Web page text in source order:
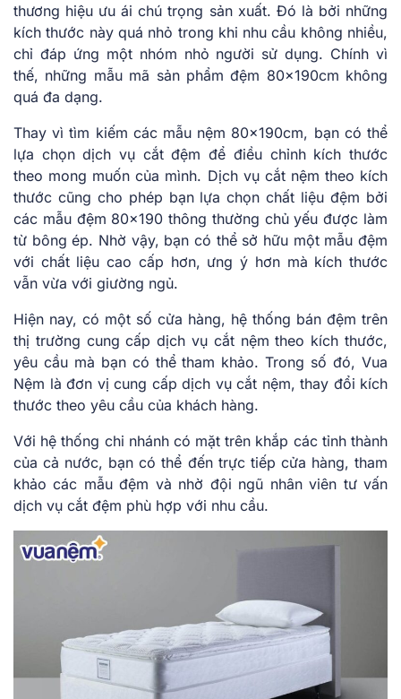
thương hiệu ưu ái chú trọng sản xuất. Đó là bởi những
kích thước này quá nhỏ trong khi nhu cầu không nhiều,
chỉ đáp ứng một nhóm nhỏ người sử dụng. Chính vì
thế, những mẫu mã sản phẩm đệm 80x190cm không
quá đa dạng.
Thay vì tìm kiếm các mẫu nệm 80x190cm, bạn có thể
lựa chọn dịch vụ cắt đệm để điều chỉnh kích thước
theo mong muốn của mình. Dịch vụ cắt nệm theo kích
thước cũng cho phép bạn lựa chọn chất liệu đệm bởi
các mẫu đệm 80×190 thông thường chủ yếu được làm
từ bông ép. Nhờ vậy, bạn có thể sở hữu một mẫu đệm
với chất liệu cao cấp hơn, ưng ý hơn mà kích thước
vẫn vừa với giường ngủ.
Hiện nay, có một số cửa hàng, hệ thống bán đệm trên
thị trường cung cấp dịch vụ cắt nệm theo kích thước,
yêu cầu mà bạn có thể tham khảo. Trong số đó, Vua
Nệm là đơn vị cung cấp dịch vụ cắt nệm, thay đổi kích
thước theo yêu cầu của khách hàng.
Với hệ thống chi nhánh có mặt trên khắp các tỉnh thành
của cả nước, bạn có thể đến trực tiếp cửa hàng, tham
khảo các mẫu đệm và nhờ đội ngũ nhân viên tư vấn
dịch vụ cắt đệm phù hợp với nhu cầu.